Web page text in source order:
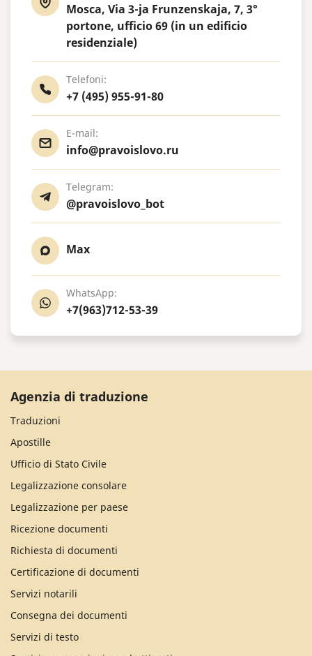
Mosca, Via 3-ja Frunzenskaja, 7, 3°
portone, ufficio 69 (in un edificio
residenziale)
Telefoni:
+7 (495) 955-91-80
E-mail:
info@pravoislovo.ru
Telegram:
@pravoislovo_bot
Max
WhatsApp:
+7(963)712-53-39
Agenzia di traduzione
Traduzioni
Apostille
Ufficio di Stato Civile
Legalizzazione consolare
Legalizzazione per paese
Ricezione documenti
Richiesta di documenti
Certificazione di documenti
Servizi notarili
Consegna dei documenti
Servizi di testo